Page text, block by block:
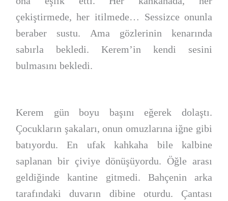
çekiştirmede, her itilmede… Sessizce onunla
beraber sustu. Ama gözlerinin kenarında
sabırla bekledi. Kerem’in kendi sesini
bulmasını bekledi.
Kerem gün boyu başını eğerek dolaştı.
Çocukların şakaları, onun omuzlarına iğne gibi
batıyordu. En ufak kahkaha bile kalbine
saplanan bir çiviye dönüşüyordu. Öğle arası
geldiğinde kantine gitmedi. Bahçenin arka
tarafındaki duvarın dibine oturdu. Çantası